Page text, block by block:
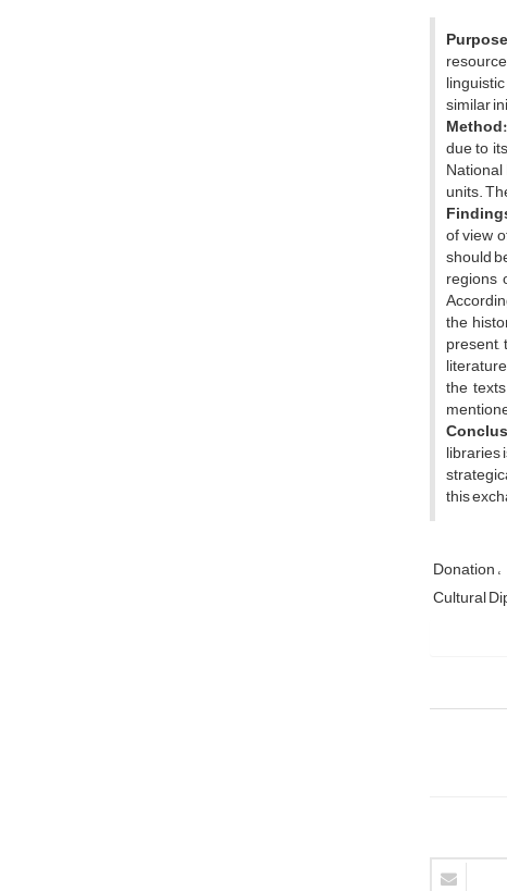
similar
Method:
due to
units.
of view
should
regions
the
the
libraries
this
Donation
Cultural